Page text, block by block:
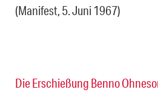
(Manifest, 5. Juni 1967)
Die Erschießung Benno